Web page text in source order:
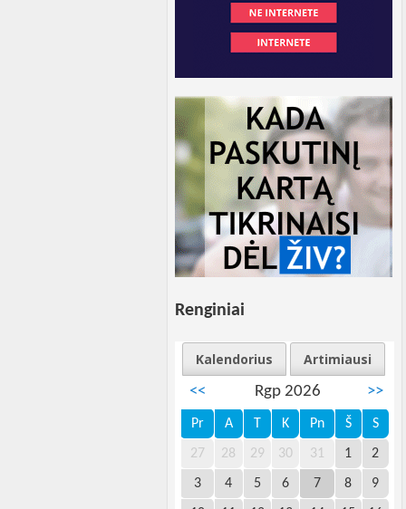
Renginiai
Kalendorius
Artimiausi
<<
Rgp 2026 >>
Pr A T K Pn Š S
27 28 29 30 31 1 2
3 4 5 6 7 8 9